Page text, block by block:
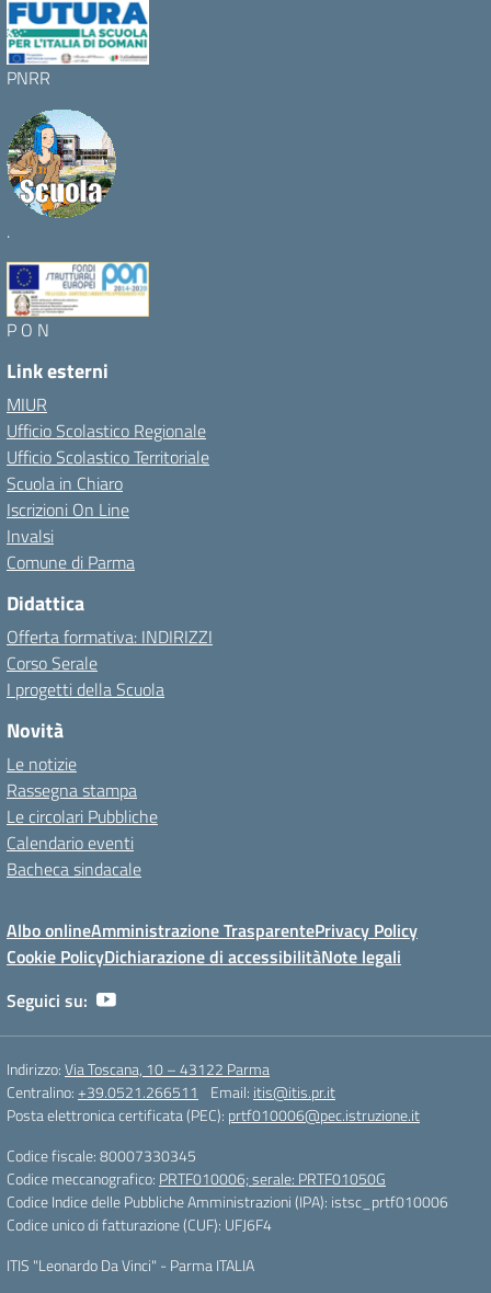
PNRR
.
P O N
Link esterni
MIUR
Ufficio Scolastico Regionale
Ufficio Scolastico Territoriale
Scuola in Chiaro
Iscrizioni On Line
Invalsi
Comune di Parma
Didattica
Offerta formativa: INDIRIZZI
Corso Serale
I progetti della Scuola
Novità
Le notizie
Rassegna stampa
Le circolari Pubbliche
Calendario eventi
Bacheca sindacale
Albo onlineAmministrazione TrasparentePrivacy Policy
Cookie PolicyDichiarazione di accessibilitàNote legali
Seguici su:
Indirizzo:Via Toscana, 10 – 43122 Parma
Centralino:+39.0521.266511 Email: itis@itis.pr.it
Posta elettronica certificata (PEC): prtf010006@pec.istruzione.it
Codice fiscale: 80007330345
Codice meccanografico: PRTF010006; serale: PRTF01050G
Codice Indice delle Pubbliche Amministrazioni (IPA): istsc_prtf010006
Codice unico di fatturazione (CUF): UFJ6F4
ITIS "Leonardo Da Vinci" - Parma ITALIA